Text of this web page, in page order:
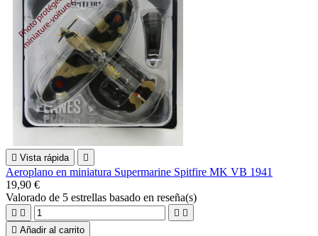
 Vista rápida 
Aeroplano en miniatura Supermarine Spitfire MK VB 1941
19,90 €
Valorado de 5 estrellas basado en reseña(s)
   
 Añadir al carrito